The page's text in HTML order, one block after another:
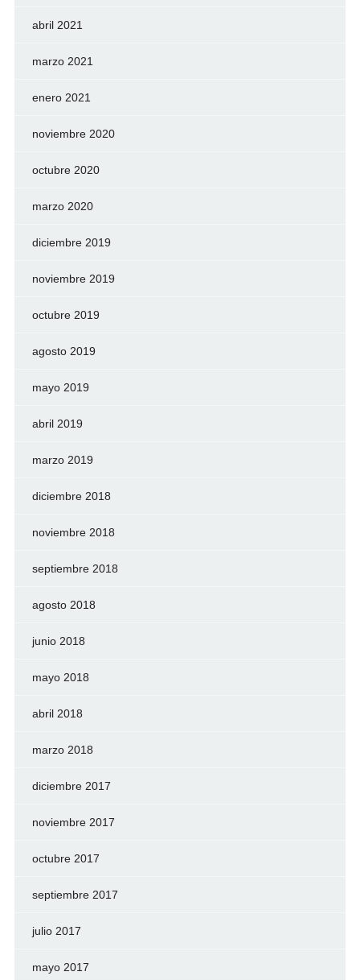
abril 2021
marzo 2021
enero 2021
noviembre 2020
octubre 2020
marzo 2020
diciembre 2019
noviembre 2019
octubre 2019
agosto 2019
mayo 2019
abril 2019
marzo 2019
diciembre 2018
noviembre 2018
septiembre 2018
agosto 2018
junio 2018
mayo 2018
abril 2018
marzo 2018
diciembre 2017
noviembre 2017
octubre 2017
septiembre 2017
julio 2017
mayo 2017